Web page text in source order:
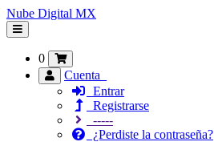
Nube Digital MX
Alternar
Navegación
0
Cuenta
Entrar
Registrarse
-----
¿Perdiste la contraseña?